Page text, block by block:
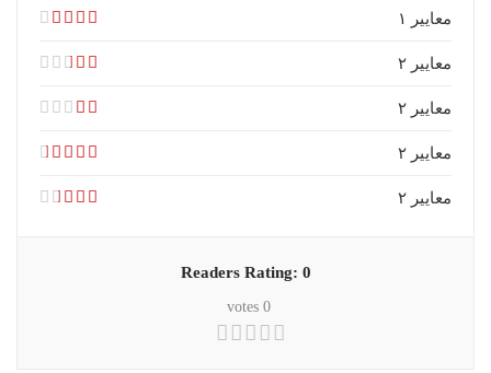
معايير ۱
معايير ۲
معايير ۲
معايير ۲
معايير ۲
Readers Rating: 0
0
votes